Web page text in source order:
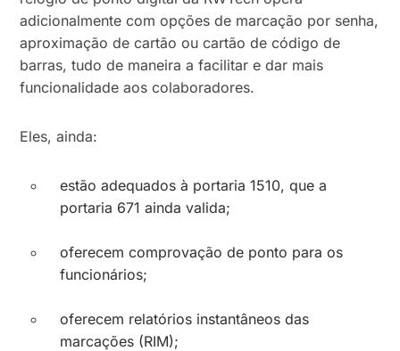
adicionalmente com opções de marcação por senha,
aproximação de cartão ou cartão de código de
barras, tudo de maneira a facilitar e dar mais
funcionalidade aos colaboradores.
Eles, ainda:
estão adequados à portaria 1510, que a
portaria 671 ainda valida;
oferecem comprovação de ponto para os
funcionários;
oferecem relatórios instantâneos das
marcações (RIM);